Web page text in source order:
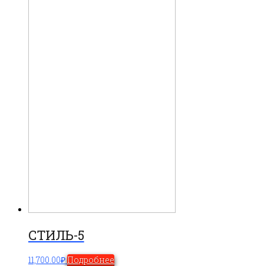
СТИЛЬ-5
11,700.00₽Подробнее